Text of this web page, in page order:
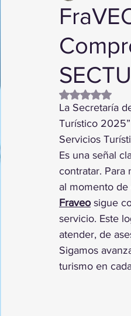
Obtuvo NaN
La Secretaría
Turístico
Servicios
Es una señal
contratar. Para
al momento de
Fraveo sigue
servicio. Este
atender, de
Sigamos
turismo en